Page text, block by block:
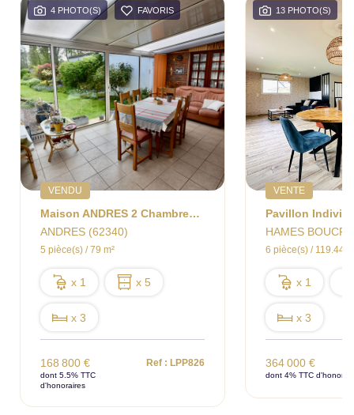
4 PHOTO(S) FAVORIS
VENDU
Maison ANDRES 2 Chambres Jardin Garage
ANDRES (62340)
5 pièce(s) / 79 m²
x 1 x 5
x 3
168 800 €
dont 5.5% TTC
d'honoraires
Ref : LPP826
13 PHOTO(S)
VENTE
HAMES
6 pièce(s) / 119.44
x 1
x 3
364 000 €
dont 4% TTC